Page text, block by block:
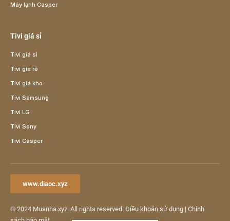
Máy lạnh Casper
Tivi giá sỉ
Tivi giá sỉ
Tivi giá rẻ
Tivi giá kho
Tivi Samsung
Tivi LG
Tivi Sony
Tivi Casper
www.diaoc.xyz
© 2024 Muanha.xyz. All rights reserved. Điều khoản sử dụng | Chính